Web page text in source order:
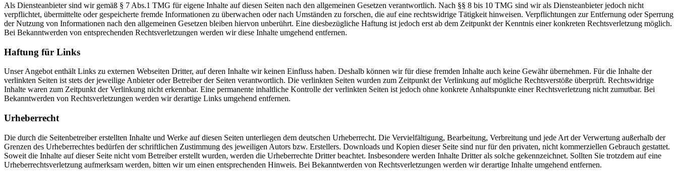
Als Diensteanbieter sind wir gemäß § 7 Abs.1 TMG für eigene Inhalte auf diesen Seiten nach den allgemeinen Gesetzen verantwortlich. Nach §§ 8 bis 10 TMG sind wir als Diensteanbieter jedoch nicht
verpflichtet, übermittelte oder gespeicherte fremde Informationen zu überwachen oder nach Umständen zu forschen, die auf eine rechtswidrige Tätigkeit hinweisen. Verpflichtungen zur Entfernung oder Sperrung
der Nutzung von Informationen nach den allgemeinen Gesetzen bleiben hiervon unberührt. Eine diesbezügliche Haftung ist jedoch erst ab dem Zeitpunkt der Kenntnis einer konkreten Rechtsverletzung möglich.
Bei Bekanntwerden von entsprechenden Rechtsverletzungen werden wir diese Inhalte umgehend entfernen.
Haftung für Links
Unser Angebot enthält Links zu externen Webseiten Dritter, auf deren Inhalte wir keinen Einfluss haben. Deshalb können wir für diese fremden Inhalte auch keine Gewähr übernehmen. Für die Inhalte der
verlinkten Seiten ist stets der jeweilige Anbieter oder Betreiber der Seiten verantwortlich. Die verlinkten Seiten wurden zum Zeitpunkt der Verlinkung auf mögliche Rechtsverstöße überprüft. Rechtswidrige
Inhalte waren zum Zeitpunkt der Verlinkung nicht erkennbar. Eine permanente inhaltliche Kontrolle der verlinkten Seiten ist jedoch ohne konkrete Anhaltspunkte einer Rechtsverletzung nicht zumutbar. Bei
Bekanntwerden von Rechtsverletzungen werden wir derartige Links umgehend entfernen.
Urheberrecht
Die durch die Seitenbetreiber erstellten Inhalte und Werke auf diesen Seiten unterliegen dem deutschen Urheberrecht. Die Vervielfältigung, Bearbeitung, Verbreitung und jede Art der Verwertung außerhalb der
Grenzen des Urheberrechtes bedürfen der schriftlichen Zustimmung des jeweiligen Autors bzw. Erstellers. Downloads und Kopien dieser Seite sind nur für den privaten, nicht kommerziellen Gebrauch gestattet.
Soweit die Inhalte auf dieser Seite nicht vom Betreiber erstellt wurden, werden die Urheberrechte Dritter beachtet. Insbesondere werden Inhalte Dritter als solche gekennzeichnet. Sollten Sie trotzdem auf eine
Urheberrechtsverletzung aufmerksam werden, bitten wir um einen entsprechenden Hinweis. Bei Bekanntwerden von Rechtsverletzungen werden wir derartige Inhalte umgehend entfernen.